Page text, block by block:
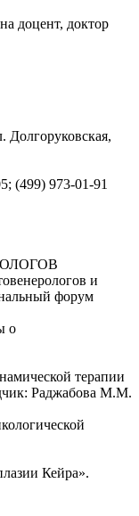
доцент, доктор
Долгоруковская,
(499) 973-01-91
и
форум
о
терапии
Раджабова М.М.
Кейра».